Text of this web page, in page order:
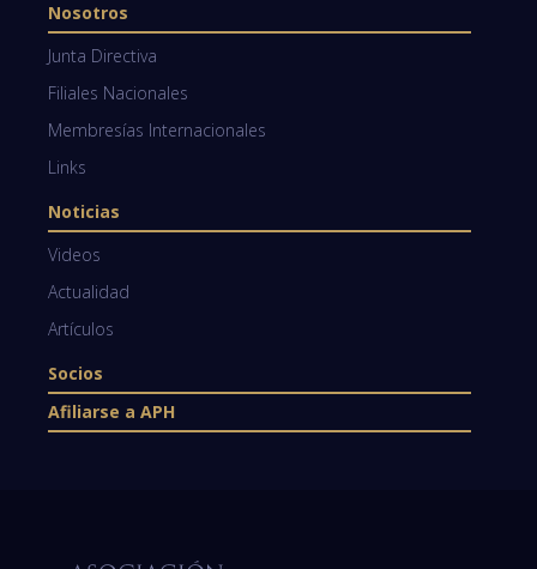
Nosotros
Junta Directiva
Filiales Nacionales
Membresías Internacionales
Links
Noticias
Videos
Actualidad
Artículos
Socios
Afiliarse a APH